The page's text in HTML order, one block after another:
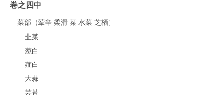
卷之四中
菜部（荤辛 柔滑 菜 水菜 芝栖）
韭菜
葱白
薤白
大蒜
芸苔